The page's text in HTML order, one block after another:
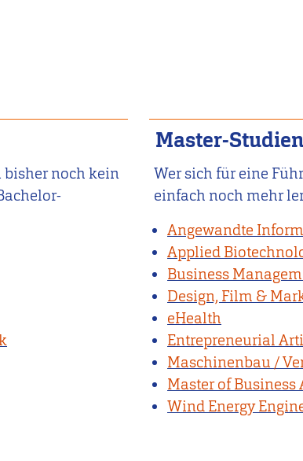
bisher noch kein
Master-
Wer sich für eine
einfach noch mehr
Angewandte
Applied
Business
Design, Film &
eHealth
Entrepreneurial
Maschinenbau /
Master of
Wind Energy